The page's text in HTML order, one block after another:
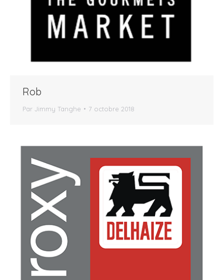
Rob
Par Jimmy Tanghe 7 octobre 2018